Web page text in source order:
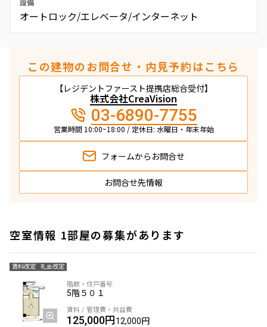
オートロック/エレベータ/インターネット
この建物のお問合せ・内見予約はこちら
【レジデントファースト提携店総合受付】
株式会社CreaVision
03-6890-7755
営業時間 10:00~18:00 / 定休日: 水曜日・年末年始
フォームから お問合せ
お問合せ先情報
空室情報 1部屋の募集があります
賃料改定 礼金改定
5階５０１
125,000円12,000円